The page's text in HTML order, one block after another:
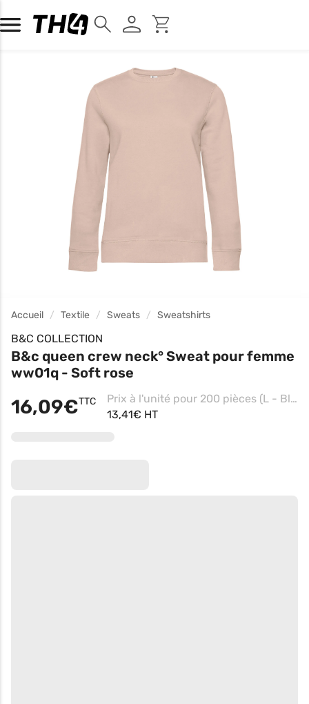
Accueil Textile Sweats Sweatshirts
B&C COLLECTION
B&c queen crew neck° Sweat pour femme
ww01q - Soft rose
16,09€TTC
Prix à l'unité pour 200 pièces (L - Black Pure)
13,41€ HT